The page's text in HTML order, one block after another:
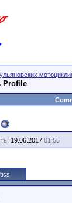
Profile
19.06.2017 01:55